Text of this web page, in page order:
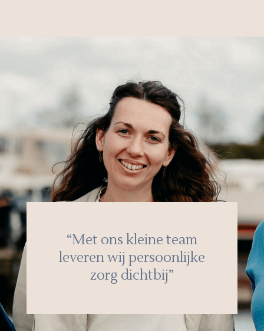
“Met ons kleine team
leveren wij persoonlijke
zorg dichtbij”